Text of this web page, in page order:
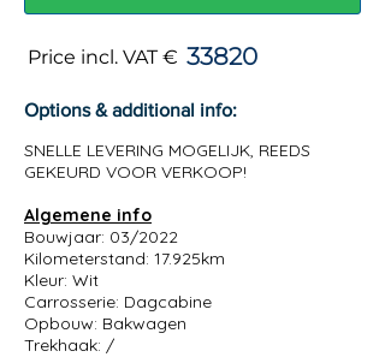
Price incl. VAT € 33820
Options & additional info:
SNELLE LEVERING MOGELIJK, REEDS
GEKEURD VOOR VERKOOP!
Algemene info
Bouwjaar: 03/2022
Kilometerstand: 17.925km
Kleur: Wit
Carrosserie: Dagcabine
Opbouw: Bakwagen
Trekhaak: /